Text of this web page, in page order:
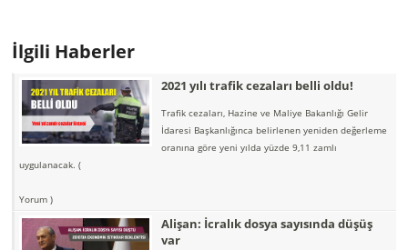
İlgili Haberler
2021 yılı trafik cezaları belli oldu!
Trafik cezaları, Hazine ve Maliye Bakanlığı Gelir
İdaresi Başkanlığınca belirlenen yeniden değerleme
oranına göre yeni yılda yüzde 9,11 zamlı
uygulanacak. (
Yorum )
Alişan: İcralık dosya sayısında düşüş
var